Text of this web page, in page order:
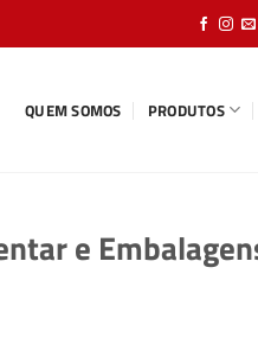
QUEM SOMOS PRODUTOS
e